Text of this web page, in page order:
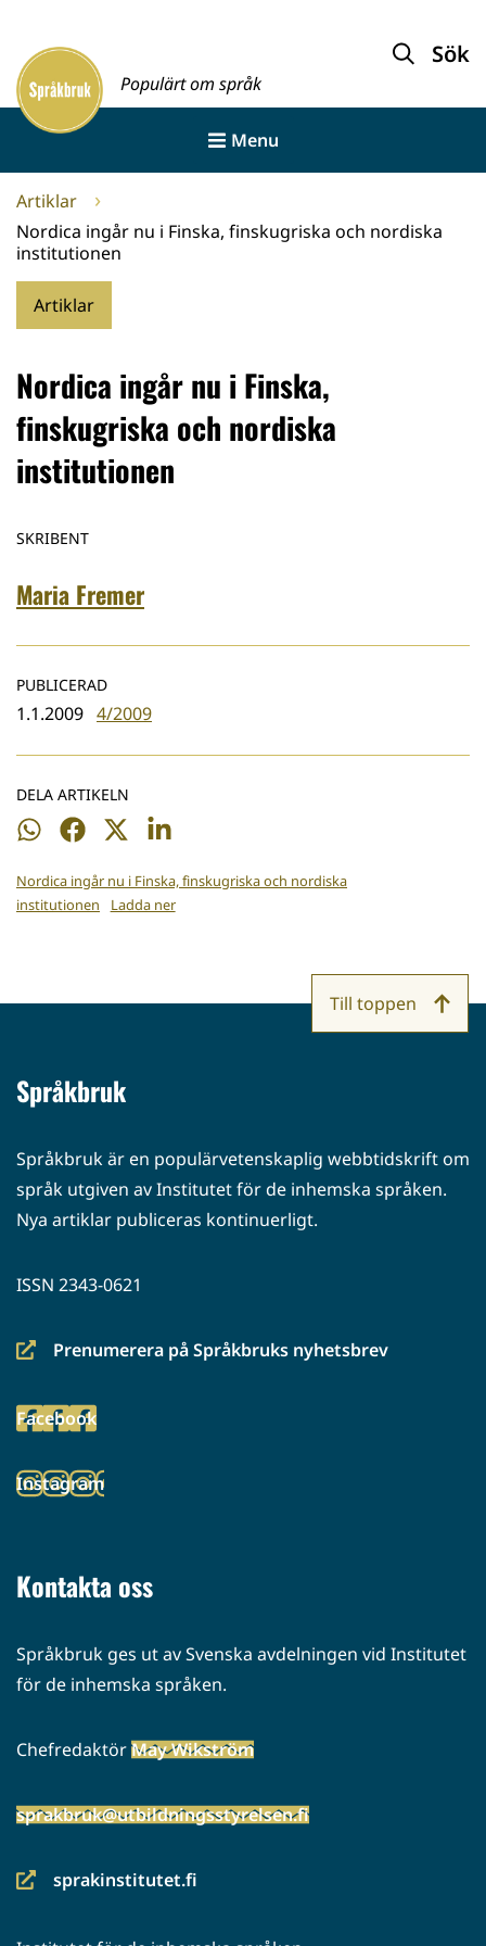
innehållet
Framsida
Populärt om språk
Sök
Menu
Artiklar
Nordica ingår nu i Finska, finskugriska och nordiska
institutionen
Artiklar
Nordica ingår nu i Finska,
finskugriska och nordiska
institutionen
SKRIBENT
Maria Fremer
PUBLICERAD
1.1.2009 4/2009
DELA ARTIKELN
Dela
WhatsApp
Dela
Facebook
Dela
Twitter
Dela
LinkedIn
Nordica ingår nu i Finska, finskugriska och nordiska
institutionen
Ladda ner
Språkbruk
Språkbruk är en populärvetenskaplig webbtidskrift om
språk utgiven av Institutet för de inhemska språken.
Nya artiklar publiceras kontinuerligt.
ISSN 2343-0621
Prenumerera på Språkbruks nyhetsbrev
(siirryt
palveluun)
Facebook
(siirryt
palveluun)
Instagram
(siirryt
Kontakta oss
Språkbruk ges ut av Svenska avdelningen vid Institutet
för de inhemska språken.
ChefredaktörMay Wikström
sprakbruk@utbildningsstyrelsen.fi
sprakinstitutet.fi
(siirryt
Till toppen